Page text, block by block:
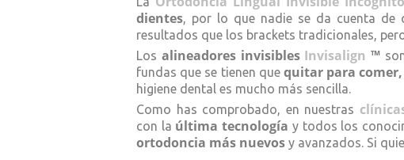
dientes, por lo que nadie se da cuenta de
resultados que los brackets tradicionales,
Los alineadores invisibles Invisalign ™
fundas que se tienen que quitar para
higiene dental es mucho más sencilla.
Como has comprobado, en nuestras
con la última tecnología y todos los
ortodoncia más nuevos y avanzados. Si